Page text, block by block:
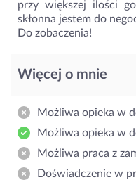
przy większej ilości
skłonna jestem do
Do zobaczenia!
Więcej o mnie
Możliwa opieka w
Możliwa opieka w
Możliwa praca z
Doświadczenie w